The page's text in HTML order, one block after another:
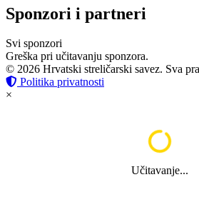
Sponzori i partneri
Svi sponzori
Greška pri učitavanju sponzora.
© 2026 Hrvatski streličarski savez. Sva
Politika privatnosti
×
Učitavanje...